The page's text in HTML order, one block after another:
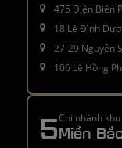
475 Điện Biên
18 Lê Đình
27-29 Nguyễn
106 Lê Hồng
5Chi nhánh
Miền